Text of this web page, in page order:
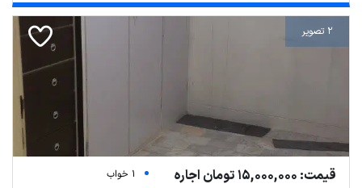
2 تصویر
قیمت: 15,000,000 تومان اجاره
1 خواب